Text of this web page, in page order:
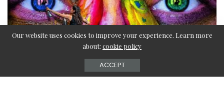
Our website uses cookies to improve your experience. Learn more
about: cookie policy
ACCEPT